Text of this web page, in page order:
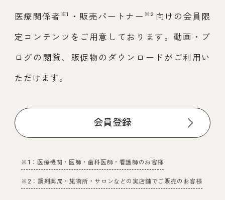
医療関係者 ※1 ・販売パートナー※2 向けの会員限
定コンテンツをご用意しております。動画・ブ
ログの閲覧、販促物のダウンロードがご利用い
ただけます。
会員登録
※1：医療機関・医師・歯科医師・看護師のお客様
※2：調剤薬局・施術所・サロンなどの実店舗でご販売のお客様